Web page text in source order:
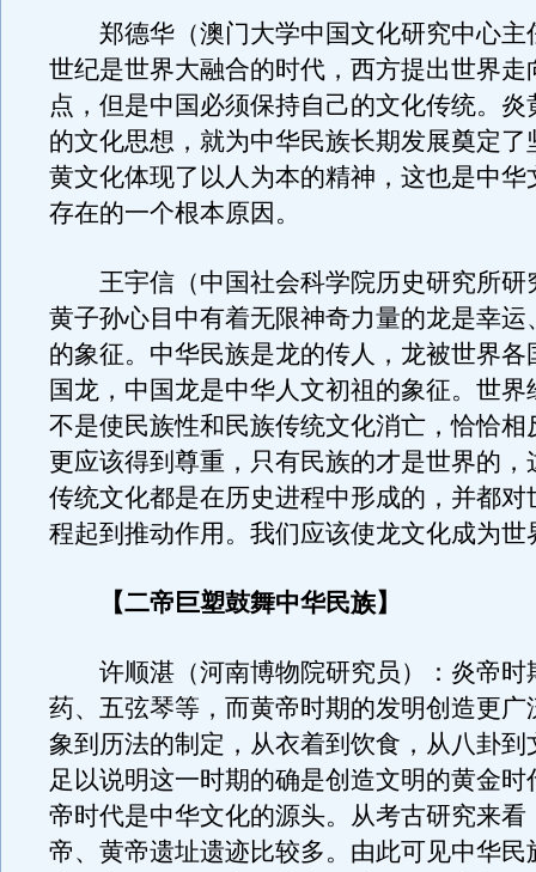
郑德华（澳门大学中国文化研究中心主
世纪是世界大融合的时代，西方提出世界走
点，但是中国必须保持自己的文化传统。炎
的文化思想，就为中华民族长期发展奠定了
黄文化体现了以人为本的精神，这也是中华
存在的一个根本原因。
王宇信（中国社会科学院历史研究所研
黄子孙心目中有着无限神奇力量的龙是幸运
的象征。中华民族是龙的传人，龙被世界各
国龙，中国龙是中华人文初祖的象征。世界
不是使民族性和民族传统文化消亡，恰恰相
更应该得到尊重，只有民族的才是世界的，
传统文化都是在历史进程中形成的，并都对
程起到推动作用。我们应该使龙文化成为世
【二帝巨塑鼓舞中华民族】
许顺湛（河南博物院研究员）：炎帝时
药、五弦琴等，而黄帝时期的发明创造更广
象到历法的制定，从衣着到饮食，从八卦到
足以说明这一时期的确是创造文明的黄金时
帝时代是中华文化的源头。从考古研究来看
帝、黄帝遗址遗迹比较多。由此可见中华民